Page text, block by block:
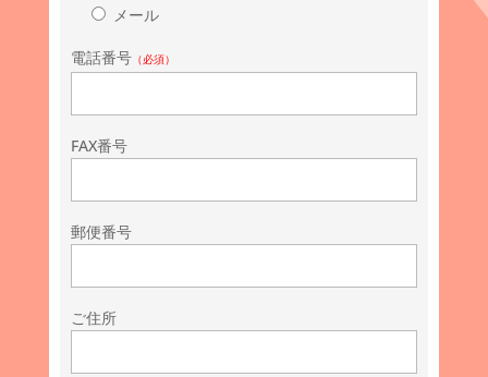
メール
電話番号（必須）
FAX番号
郵便番号
ご住所